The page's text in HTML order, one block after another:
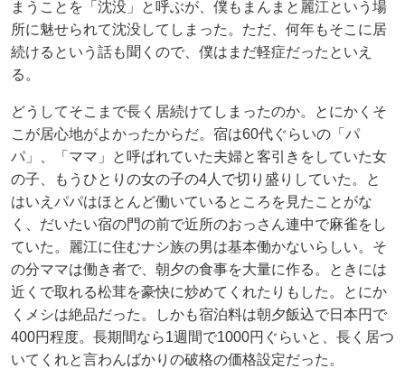
まうことを「沈没」と呼ぶが、僕もまんまと麗江という場
所に魅せられて沈没してしまった。ただ、何年もそこに居
続けるという話も聞くので、僕はまだ軽症だったといえ
る。
どうしてそこまで長く居続けてしまったのか。とにかくそ
こが居心地がよかったからだ。宿は60代ぐらいの「パ
パ」、「ママ」と呼ばれていた夫婦と客引きをしていた女
の子、もうひとりの女の子の4人で切り盛りしていた。と
はいえパパはほとんど働いているところを見たことがな
く、だいたい宿の門の前で近所のおっさん連中で麻雀をし
ていた。麗江に住むナシ族の男は基本働かないらしい。そ
の分ママは働き者で、朝夕の食事を大量に作る。ときには
近くで取れる松茸を豪快に炒めてくれたりもした。とにか
くメシは絶品だった。しかも宿泊料は朝夕飯込で日本円で
400円程度。長期間なら1週間で1000円ぐらいと、長く居つ
いてくれと言わんばかりの破格の価格設定だった。